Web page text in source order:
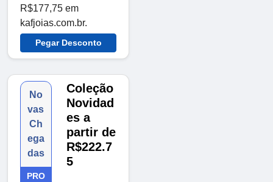
R$177,75 em
kafjoias.com.br.
Pegar Desconto
No
vas
Ch
ega
das
PRO
Coleção
Novidad
es a
partir de
R$222.7
5